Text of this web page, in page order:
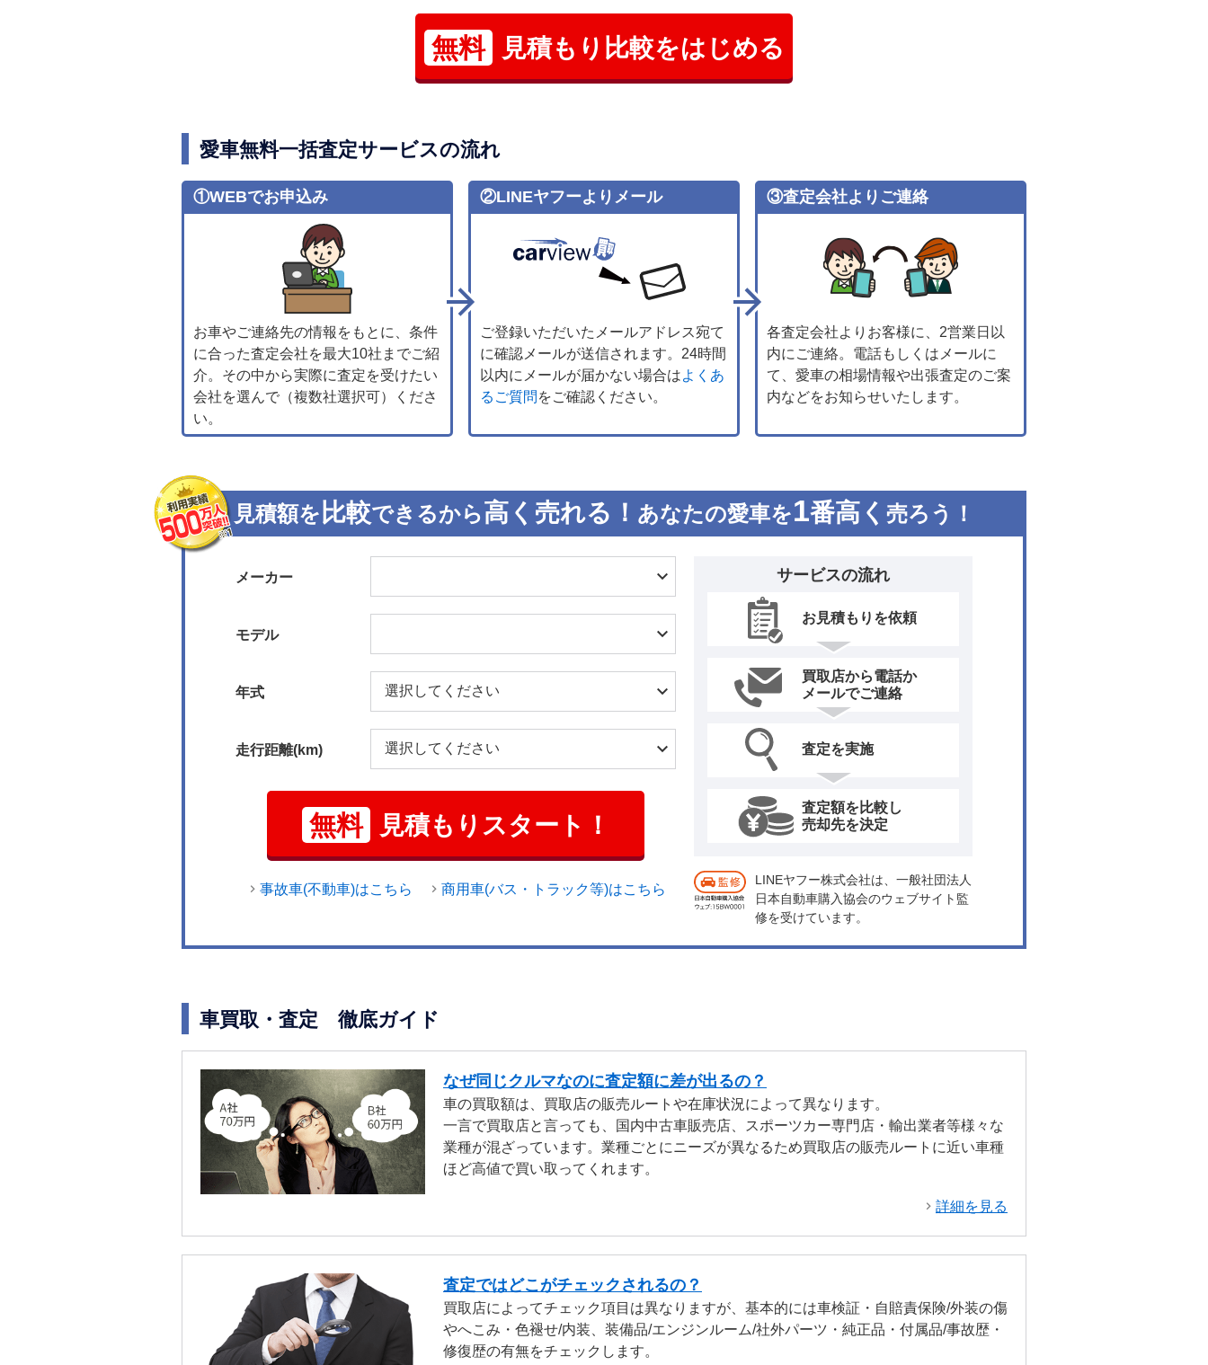
無料 見積もり比較をはじめる
愛車無料一括査定サービスの流れ
①WEBでお申込み
お車やご連絡先の情報をもとに、条件
に合った査定会社を最大10社までご紹
介。その中から実際に査定を受けたい
会社を選んで（複数社選択可）くださ
い。
②LINEヤフーよりメール
ご登録いただいたメールアドレス宛て
に確認メールが送信されます。24時間
以内にメールが届かない場合はよくあ
るご質問 をご確認ください。
③査定会社よりご連絡
各査定会社よりお客様に、2営業日以
内にご連絡。電話もしくはメールに
て、愛車の相場情報や出張査定のご案
内などをお知らせいたします。
見積額を 比較できるから高く売れる！ あなたの愛車を1番高く 売ろう！
メーカー
モデル
年式
走行距離(km)
無料 見積もりスタート！
事故車(不動車)はこちら 商用車(バス・トラック等)はこちら
サービスの流れ
お見積もりを依頼
買取店から電話か
メールでご連絡
査定を実施
査定額を比較し
売却先を決定
LINEヤフー株式会社は、一般社団法人
日本自動車購入協会のウェブサイト監
修を受けています。
車買取・査定 徹底ガイド
なぜ同じクルマなのに査定額に差が出るの？
車の買取額は、買取店の販売ルートや在庫状況によって異なります。
一言で買取店と言っても、国内中古車販売店、スポーツカー専門店・輸出業者等様々な
業種が混ざっています。業種ごとにニーズが異なるため買取店の販売ルートに近い車種
ほど高値で買い取ってくれます。
詳細を見る
査定ではどこがチェックされるの？
買取店によってチェック項目は異なりますが、基本的には車検証・自賠責保険/外装の傷
やへこみ・色褪せ/内装、装備品/エンジンルーム/社外パーツ・純正品・付属品/事故歴・
修復歴の有無をチェックします。